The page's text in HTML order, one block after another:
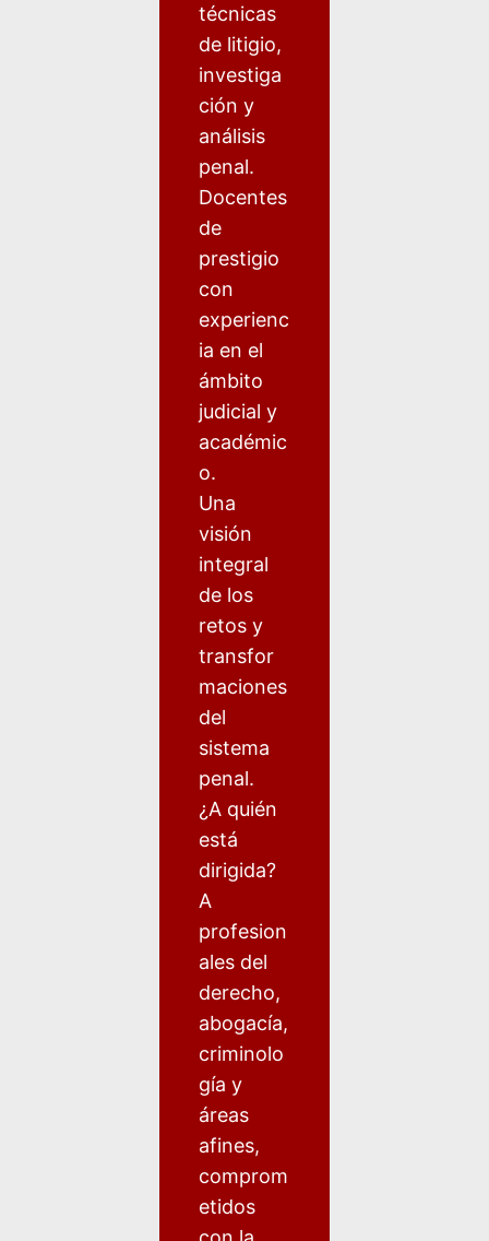
técnicas
de litigio,
investiga
ción y
análisis
penal.
Docentes
de
prestigio
con
experienc
ia en el
ámbito
judicial y
académic
o.
Una
visión
integral
de los
retos y
transfor
maciones
del
sistema
penal.
¿A quién
está
dirigida?
A
profesion
ales del
derecho,
abogacía,
criminolo
gía y
áreas
afines,
comprom
etidos